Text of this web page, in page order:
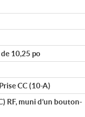
10,25 po
CC (10-A)
RF, muni d’un bouton-